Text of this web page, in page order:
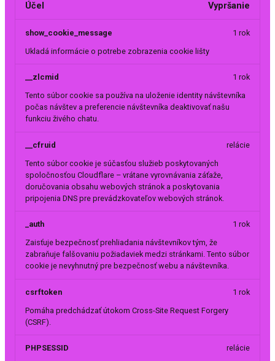
Účel Vypršanie
show_cookie_message
Ukladá informácie o potrebe zobrazenia cookie lišty
1 rok
__zlcmid
Tento súbor cookie sa používa na uloženie identity návštevníka
počas návštev a preferencie návštevníka deaktivovať našu
funkciu živého chatu.
1 rok
__cfruid
Tento súbor cookie je súčasťou služieb poskytovaných
spoločnosťou Cloudflare – vrátane vyrovnávania záťaže,
doručovania obsahu webových stránok a poskytovania
pripojenia DNS pre prevádzkovateľov webových stránok.
relácie
_auth
Zaisťuje bezpečnosť prehliadania návštevníkov tým, že
zabraňuje falšovaniu požiadaviek medzi stránkami. Tento súbor
cookie je nevyhnutný pre bezpečnosť webu a návštevníka.
1 rok
csrftoken
Pomáha predchádzať útokom Cross-Site Request Forgery
(CSRF).
1 rok
PHPSESSID relácie